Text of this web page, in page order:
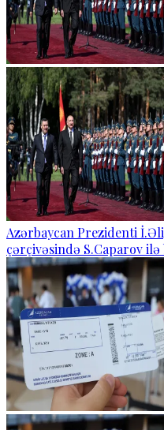
Azərbaycan Prezidenti
çərçivəsində S.Caparov